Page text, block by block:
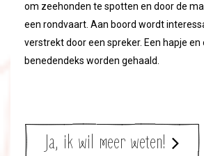
om zeehonden te spotten en door de
een rondvaart. Aan boord wordt
verstrekt door een spreker. Een hapje en
benedendeks worden gehaald.
Ja, ik wil meer weten!